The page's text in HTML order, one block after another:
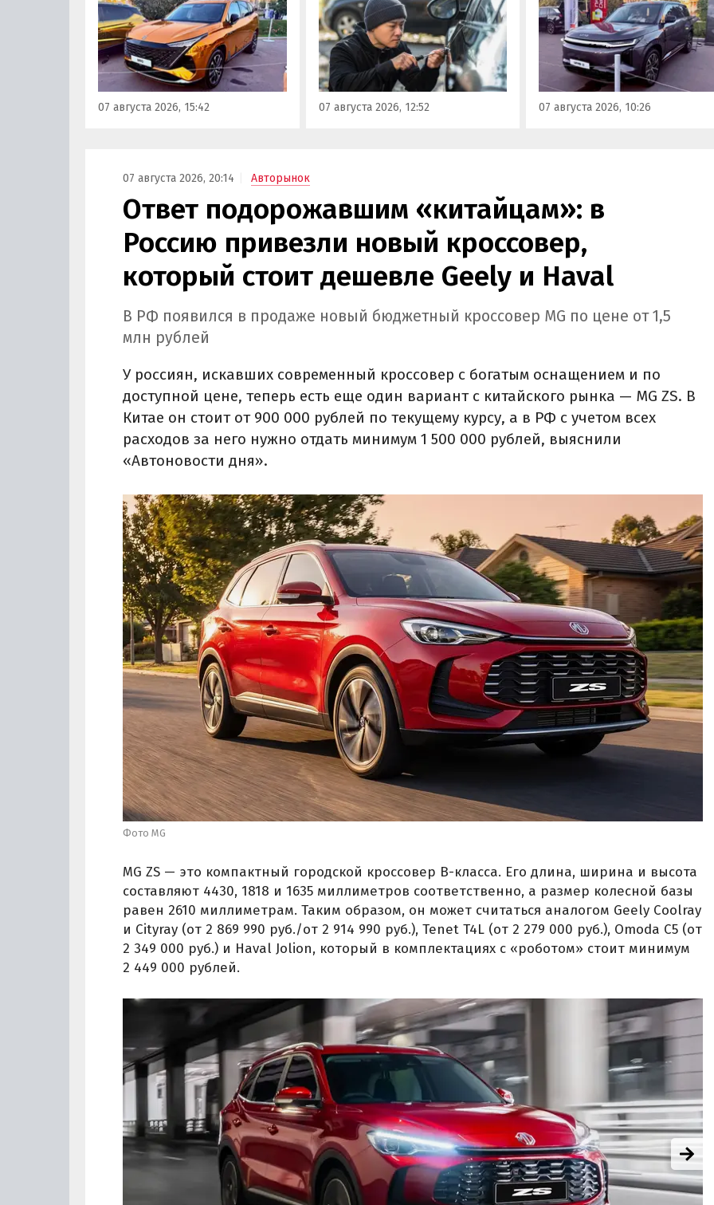
которые сейчас растет. На днях
на автомобильном фестивале
«ПроДвижение» на ВДНХ в
Москве в числе прочих
моделей «Москвича» был
представлен семиместный
кроссовер М90.
07 августа 2026, 15:42
могут доставить
злоумышленникам больше
всего сложностей. Из китайских
машин таковыми сегодня
являются модели Li и BYD,
сообщил в эфире радио РБК
учредитель федерального
07 августа 2026, 12:52
на свою вторую модель
- полноразмерный
кроссовер UMO 8 с полным
приводом. Его уже можно
заказать в двух версиях: Max
5 915 000 рублей и Ultra за 6
000 рублей без учета
07 августа 2026, 10:26
07 августа 2026, 20:14 Авторынок
Ответ подорожавшим «китайцам»: в
Россию привезли новый кроссовер,
который стоит дешевле Geely и Haval
В РФ появился в продаже новый бюджетный кроссовер MG по цене от 1,5
млн рублей
У россиян, искавших современный кроссовер с богатым оснащением и по
доступной цене, теперь есть еще один вариант с китайского рынка — MG ZS. В
Китае он стоит от 900 000 рублей по текущему курсу, а в РФ с учетом всех
расходов за него нужно отдать минимум 1 500 000 рублей, выяснили
«Автоновости дня».
Фото MG
MG ZS — это компактный городской кроссовер B-класса. Его длина, ширина и высота
составляют 4430, 1818 и 1635 миллиметров соответственно, а размер колесной базы
равен 2610 миллиметрам. Таким образом, он может считаться аналогом Geely Coolray
и Cityray (от 2 869 990 руб./от 2 914 990 руб.), Tenet T4L (от 2 279 000 руб.), Omoda C5 (от
2 349 000 руб.) и Haval Jolion, который в комплектациях с «роботом» стоит минимум
2 449 000 рублей.